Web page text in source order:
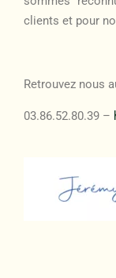
clients et pour
Retrouvez nous
03.86.52.80.39 –